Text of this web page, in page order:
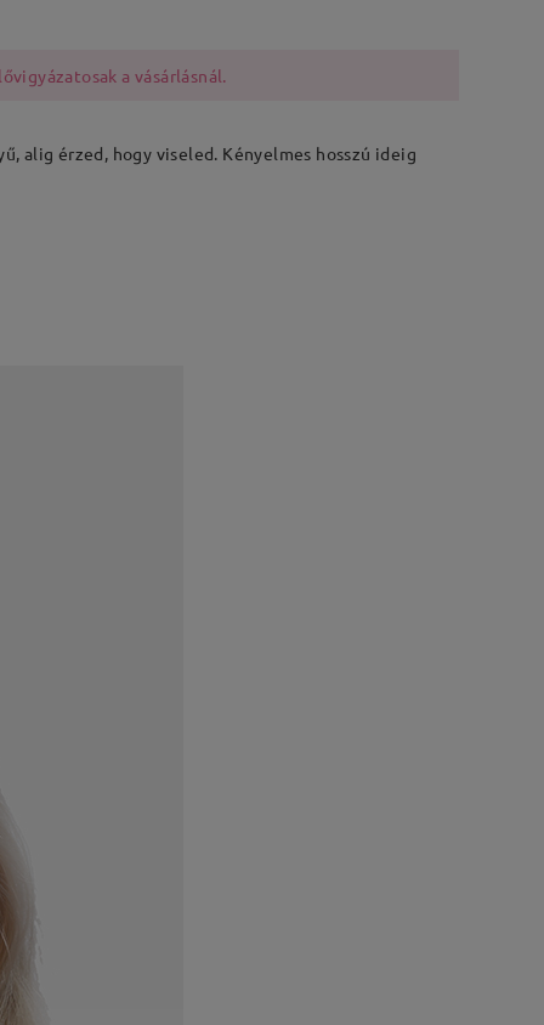
a vásárlásnál.
alig érzed, hogy viseled. Kényelmes hosszú ideig